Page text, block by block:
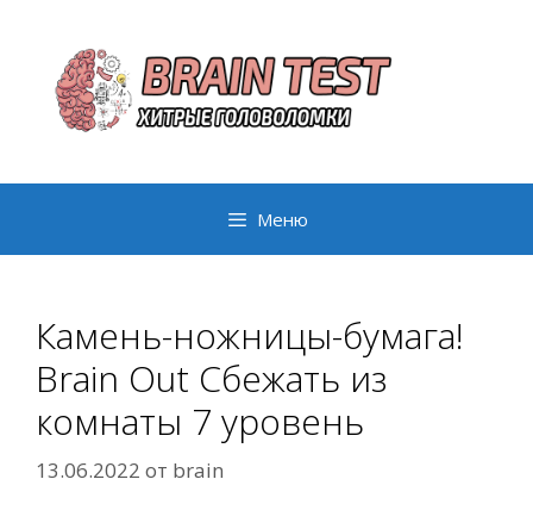
содержимому
Меню
Камень-ножницы-бумага!
Brain Out Сбежать из
комнаты 7 уровень
13.06.2022 от brain